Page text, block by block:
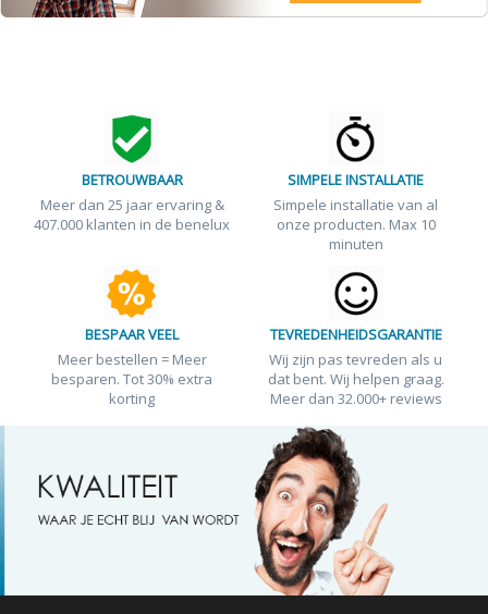
BETROUWBAAR
Meer dan 25 jaar ervaring &
407.000 klanten in de benelux
SIMPELE INSTALLATIE
Simpele installatie van al
onze producten. Max 10
minuten
BESPAAR VEEL
Meer bestellen = Meer
besparen. Tot 30% extra
korting
TEVREDENHEIDSGARANTIE
Wij zijn pas tevreden als u
dat bent. Wij helpen graag.
Meer dan 32.000+ reviews